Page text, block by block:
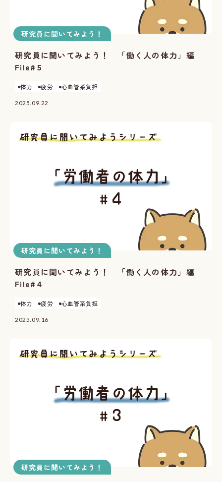
研究員に聞いてみよう！
研究員に聞いてみよう！ 「働く人の体力」編
File#５
体力 疲労 心血管系負担
2025.09.22
研究員に聞いてみよう！
研究員に聞いてみよう！ 「働く人の体力」編
File#４
体力 疲労 心血管系負担
2025.09.16
研究員に聞いてみよう！